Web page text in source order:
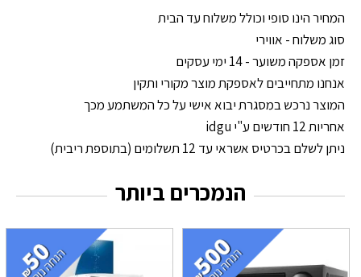
המחיר הינו סופי וכולל משלוח עד הבית
סוג משלוח - אווירי
זמן אספקה משוער - 14 ימי עסקים
אנחנו מתחייבים לאספקת מוצר מקורי ותקין
המוצר נרכש במסגרת יבוא אישי על כל המשתמע מכך
אחריות 12 חודשים ע"י idgu
ניתן לשלם בכרטיס אשראי עד 12 תשלומים (בתוספת ריבית)
הנמכרים ביותר